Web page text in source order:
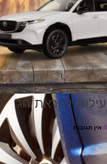
לקראת חג
אין תגובות